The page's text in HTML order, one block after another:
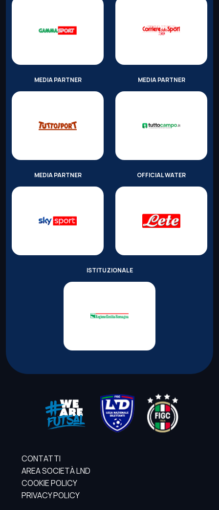
MEDIA PARTNER MEDIA PARTNER
MEDIA PARTNER OFFICIAL WATER
ISTITUZIONALE
CONTATTI
AREA SOCIETÀ LND
COOKIE POLICY
PRIVACY POLICY